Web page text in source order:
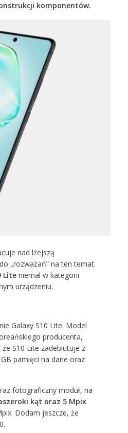
komponentów.
nad lżejszą
„rozważań” na ten temat.
Liteniemal w kategorii
urządzeniu.
Galaxy S10 Lite. Model
producenta,
S10 Lite zadebiutuje z
pamięci na dane oraz
fotograficzny moduł, na
kąt oraz 5 Mpix
Dodam jeszcze, że